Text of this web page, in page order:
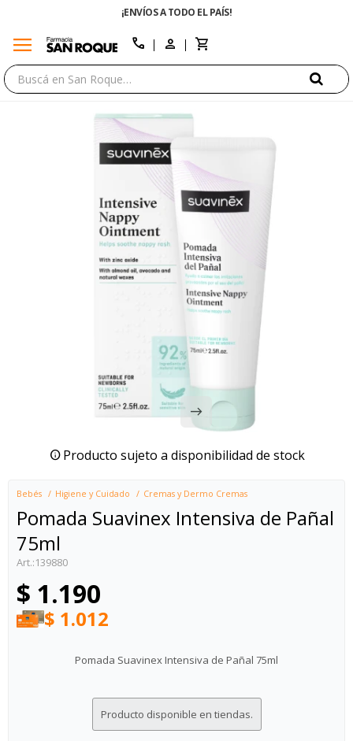
¡ENVÍOS A TODO EL PAÍS!
menu call
Producto sujeto a disponibilidad de stock
Bebés Higiene y Cuidado Cremas y Dermo Cremas
Pomada Suavinex Intensiva de Pañal
75ml
139880
$ 1.190
$ 1.012
Pomada Suavinex Intensiva de Pañal 75ml
Producto disponible en tiendas.
close